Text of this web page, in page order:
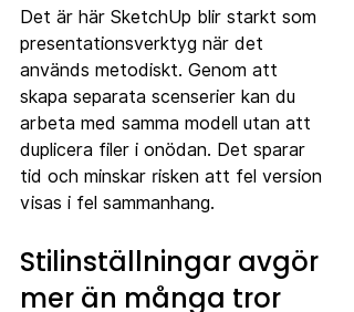
Det är här SketchUp blir starkt som
presentationsverktyg när det
används metodiskt. Genom att
skapa separata scenserier kan du
arbeta med samma modell utan att
duplicera filer i onödan. Det sparar
tid och minskar risken att fel version
visas i fel sammanhang.
Stilinställningar avgör
mer än många tror